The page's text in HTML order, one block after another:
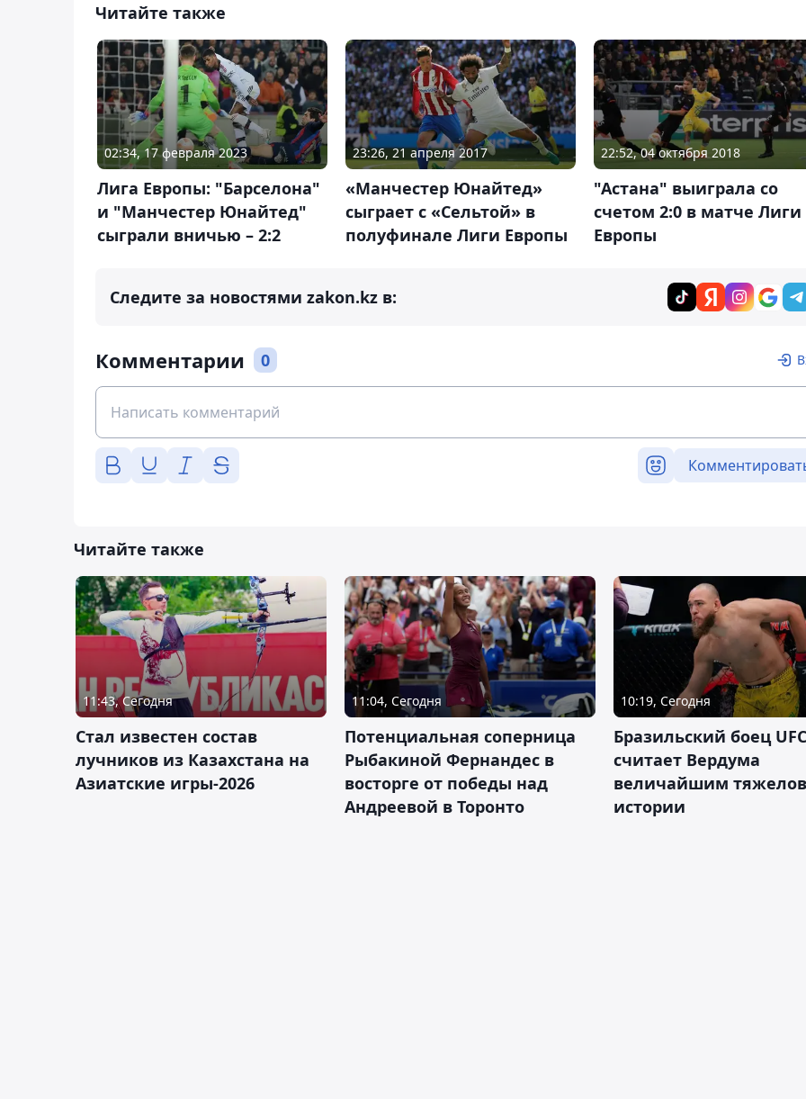
Читайте также
02:34, 17 февраля 2023
Лига Европы: "Барселона"
и "Манчестер Юнайтед"
сыграли вничью – 2:2
23:26, 21 апреля 2017
«Манчестер Юнайтед»
сыграет с «Сельтой» в
полуфинале Лиги Европы
22:52, 04 октября 2018
"Астана" выиграла со
счетом 2:0 в матче Лиги
Европы
Следите за новостями zakon.kz в:
Комментарии 0
Читайте также
11:43, Сегодня
Стал известен состав
лучников из Казахстана на
Азиатские игры-2026
11:04, Сегодня
Потенциальная соперница
Рыбакиной Фернандес в
восторге от победы над
Андреевой в Торонто
10:19, Сегодня
Бразильский боец
считает Вердума
величайшим
истории